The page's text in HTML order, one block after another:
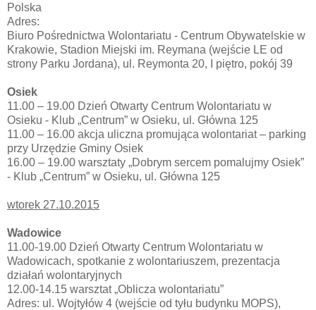
Polska
Adres:
Biuro Pośrednictwa Wolontariatu - Centrum Obywatelskie w
Krakowie, Stadion Miejski im. Reymana (wejście LE od
strony Parku Jordana), ul. Reymonta 20, I piętro, pokój 39
Osiek
11.00 – 19.00 Dzień Otwarty Centrum Wolontariatu w
Osieku - Klub „Centrum” w Osieku, ul. Główna 125
11.00 – 16.00 akcja uliczna promująca wolontariat – parking
przy Urzędzie Gminy Osiek
16.00 – 19.00 warsztaty „Dobrym sercem pomalujmy Osiek”
- Klub „Centrum” w Osieku, ul. Główna 125
wtorek 27.10.2015
Wadowice
11.00-19.00 Dzień Otwarty Centrum Wolontariatu w
Wadowicach, spotkanie z wolontariuszem, prezentacja
działań wolontaryjnych
12.00-14.15 warsztat „Oblicza wolontariatu”
Adres: ul. Wojtyłów 4 (wejście od tyłu budynku MOPS),